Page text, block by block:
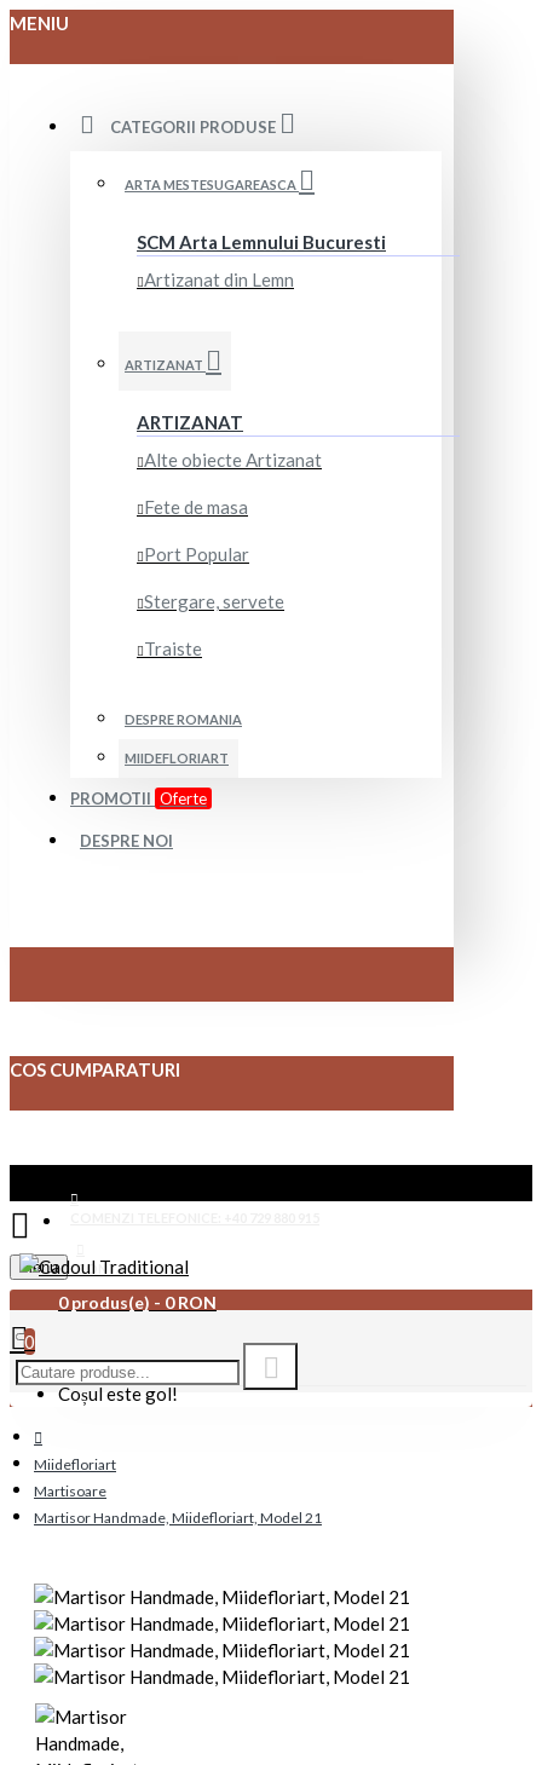
MENIU
CATEGORII PRODUSE
ARTA MESTESUGAREASCA
SCM Arta Lemnului Bucuresti
Artizanat din Lemn
ARTIZANAT
ARTIZANAT
Alte obiecte Artizanat
Fete de masa
Port Popular
Stergare, servete
Traiste
DESPRE ROMANIA
MIIDEFLORIART
PROMOTII Oferte
DESPRE NOI
COS CUMPARATURI
CONTACT
Menu
0 produs(e) - 0 RON
0
Coșul este gol!
Miidefloriart
Martisoare
Martisor Handmade, Miidefloriart, Model 21